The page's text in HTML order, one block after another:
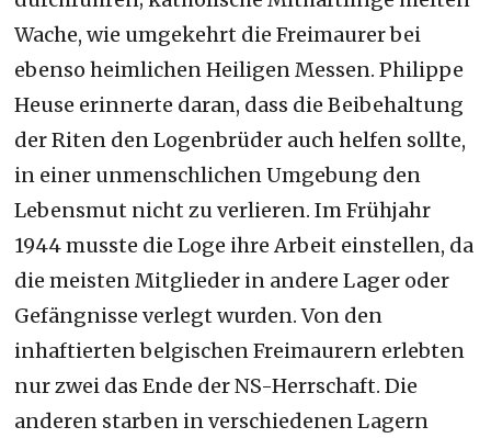
Wache, wie umgekehrt die Freimaurer bei
ebenso heimlichen Heiligen Messen. Philippe
Heuse erinnerte daran, dass die Beibehaltung
der Riten den Logenbrüder auch helfen sollte,
in einer unmenschlichen Umgebung den
Lebensmut nicht zu verlieren. Im Frühjahr
1944 musste die Loge ihre Arbeit einstellen, da
die meisten Mitglieder in andere Lager oder
Gefängnisse verlegt wurden. Von den
inhaftierten belgischen Freimaurern erlebten
nur zwei das Ende der NS-Herrschaft. Die
anderen starben in verschiedenen Lagern